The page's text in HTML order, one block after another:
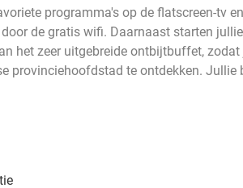
programma's op de flatscreen-tv
de gratis wifi. Daarnaast starten
het zeer uitgebreide ontbijtbuffet, zodat
provinciehoofdstad te ontdekken. Jullie